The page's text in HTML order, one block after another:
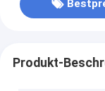
Produkt-